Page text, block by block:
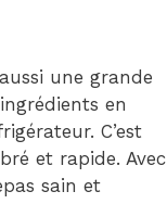
une grande
en
C’est
et rapide. Avec
sain et